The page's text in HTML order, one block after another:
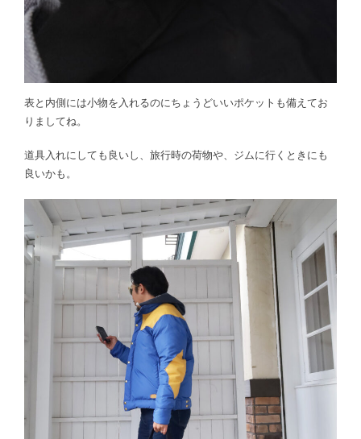
表と内側には小物を入れるのにちょうどいいポケットも備えてお
りましてね。
道具入れにしても良いし、旅行時の荷物や、ジムに行くときにも
良いかも。